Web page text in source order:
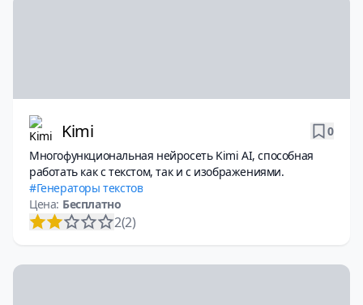
Kimi
0
Многофункциональная нейросеть Kimi AI, способная
работать как с текстом, так и с изображениями.
Генераторы текстов
Цена: Бесплатно
2(2)